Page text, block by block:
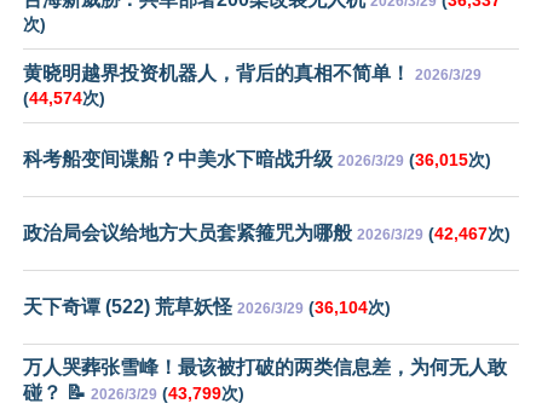
次)
黄晓明越界投资机器人，背后的真相不简单！ 2026/3/29
(44,574次)
科考船变间谍船？中美水下暗战升级 2026/3/29 (36,015次)
政治局会议给地方大员套紧箍咒为哪般 2026/3/29 (42,467次)
天下奇谭 (522) 荒草妖怪 2026/3/29 (36,104次)
万人哭葬张雪峰！最该被打破的两类信息差，为何无人敢
碰？ 📝 2026/3/29 (43,799次)